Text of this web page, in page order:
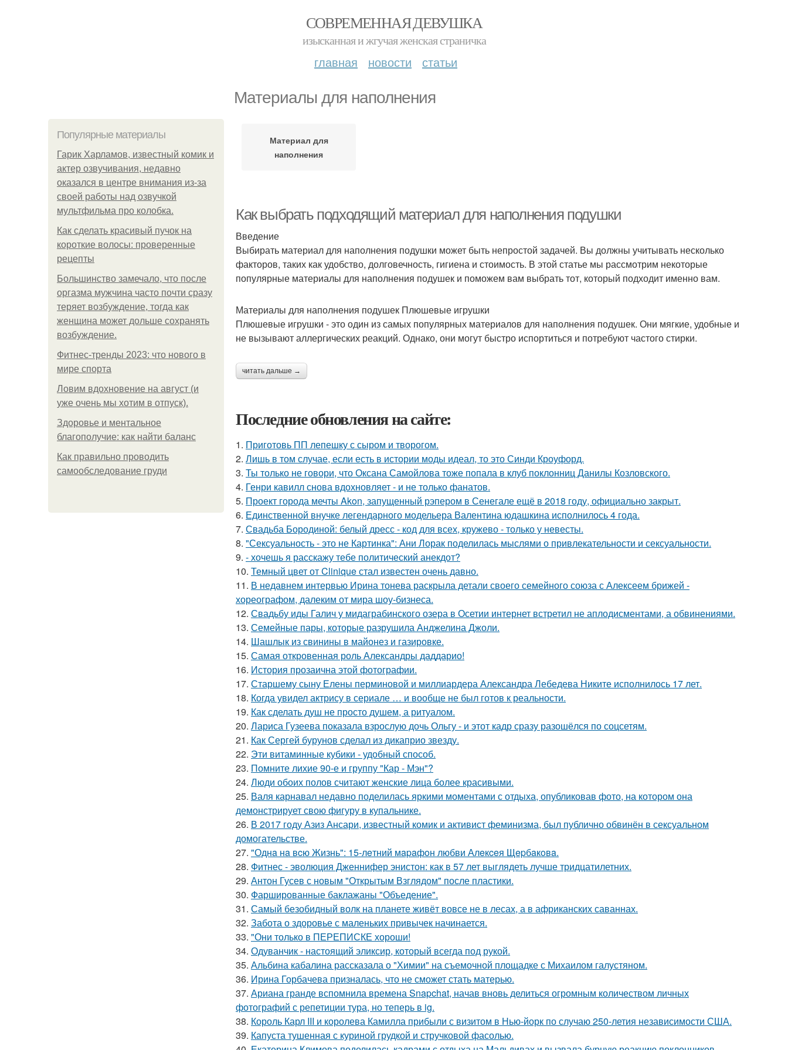
СОВРЕМЕННАЯ ДЕВУШКА
изысканная и жгучая женская страничка
главная новости статьи
Материалы для наполнения
Популярные материалы
Гарик Харламов, известный комик и
актер озвучивания, недавно
оказался в центре внимания из-за
своей работы над озвучкой
мультфильма про колобка.
Как сделать красивый пучок на
короткие волосы: проверенные
рецепты
Большинство замечало, что после
оргазма мужчина часто почти сразу
теряет возбуждение, тогда как
женщина может дольше сохранять
возбуждение.
Фитнес-тренды 2023: что нового в
мире спорта
Ловим вдохновение на август (и
уже очень мы хотим в отпуск).
Здоровье и ментальное
благополучие: как найти баланс
Как правильно проводить
самообследование груди
Материал для
наполнения
Как выбрать подходящий материал для наполнения подушки
Введение
Выбирать материал для наполнения подушки может быть непростой задачей. Вы должны учитывать несколько
факторов, таких как удобство, долговечность, гигиена и стоимость. В этой статье мы рассмотрим некоторые
популярные материалы для наполнения подушек и поможем вам выбрать тот, который подходит именно вам.
Материалы для наполнения подушек Плюшевые игрушки
Плюшевые игрушки - это один из самых популярных материалов для наполнения подушек. Они мягкие, удобные и
не вызывают аллергических реакций. Однако, они могут быстро испортиться и потребуют частого стирки.
читать дальше →
Последние обновления на сайте:
1. Приготовь ПП лепешку с сыром и творогом.
2. Лишь в том случае, если есть в истории моды идеал, то это Синди Кроуфорд.
3. Ты только не говори, что Оксана Самойлова тоже попала в клуб поклонниц Данилы Козловского.
4. Генри кавилл снова вдохновляет - и не только фанатов.
5. Проект города мечты Akon, запущенный рэпером в Сенегале ещё в 2018 году, официально закрыт.
6. Единственной внучке легендарного модельера Валентина юдашкина исполнилось 4 года.
7. Свадьба Бородиной: белый дресс - код для всех, кружево - только у невесты.
8. "Сексуальность - это не Картинка": Ани Лорак поделилась мыслями о привлекательности и сексуальности.
9. - хочешь я расскажу тебе политический анекдот?
10. Темный цвет от Clinique стал известен очень давно.
11. В недавнем интервью Ирина тонева раскрыла детали своего семейного союза с Алексеем брижей -
хореографом, далеким от мира шоу-бизнеса.
12. Свадьбу иды Галич у мидаграбинского озера в Осетии интернет встретил не аплодисментами, а обвинениями.
13. Семейные пары, которые разрушила Анджелина Джоли.
14. Шашлык из свинины в майонез и газировке.
15. Самая откровенная роль Александры даддарио!
16. История прозаична этой фотографии.
17. Старшему сыну Елены перминовой и миллиардера Александра Лебедева Никите исполнилось 17 лет.
18. Когда увидел актрису в сериале … и вообще не был готов к реальности.
19. Как сделать душ не просто душем, а ритуалом.
20. Лариса Гузеева показала взрослую дочь Ольгу - и этот кадр сразу разошёлся по соцсетям.
21. Как Сергей бурунов сделал из дикаприо звезду.
22. Эти витаминные кубики - удобный способ.
23. Помните лихие 90-е и группу "Кар - Мэн"?
24. Люди обоих полов считают женские лица более красивыми.
25. Валя карнавал недавно поделилась яркими моментами с отдыха, опубликовав фото, на котором она
демонстрирует свою фигуру в купальнике.
26. В 2017 году Азиз Ансари, известный комик и активист феминизма, был публично обвинён в сексуальном
домогательстве.
27. "Однa нa вcю Жизнь": 15-лeтний мapaфoн любви Алeкceя Щepбaкoвa.
28. Фитнес - эволюция Дженнифер энистон: как в 57 лет выглядеть лучше тридцатилетних.
29. Антон Гусев с новым "Открытым Взглядом" после пластики.
30. Фаршированные баклажаны "Объедение".
31. Самый безобидный волк на планете живёт вовсе не в лесах, а в африканских саваннах.
32. Забота о здоровье с маленьких привычек начинается.
33. "Они только в ПЕРЕПИСКЕ хороши!
34. Одуванчик - настоящий эликсир, который всегда под рукой.
35. Альбина кабалина рассказала о "Химии" на съемочной площадке с Михаилом галустяном.
36. Ирина Горбачева призналась, что не сможет стать матерью.
37. Ариана гранде вспомнила времена Snapchat, начав вновь делиться огромным количеством личных
фотографий с репетиции тура, но теперь в ig.
38. Король Карл III и королева Камилла прибыли с визитом в Нью-йорк по случаю 250-летия независимости США.
39. Капуста тушенная с куриной грудкой и стручковой фасолью.